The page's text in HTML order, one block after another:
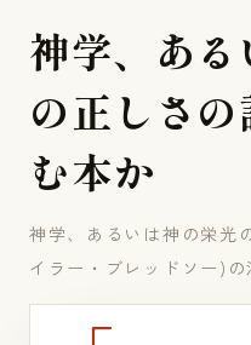
神学、 あ る
の正し さの
む本か
神学、あるいは神の栄光
イラー・ブレッドソー)の